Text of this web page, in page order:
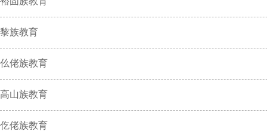
黎族教育
仫佬族教育
高山族教育
仡佬族教育